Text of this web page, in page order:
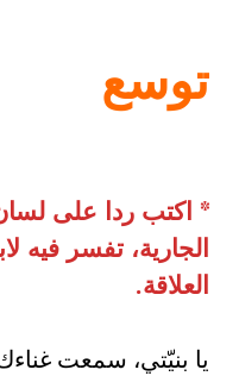
توسع
* اكتب ردا على لسان
الجارية، تفسر فيه
العلاقة.
يا بنيّتي، سمعت